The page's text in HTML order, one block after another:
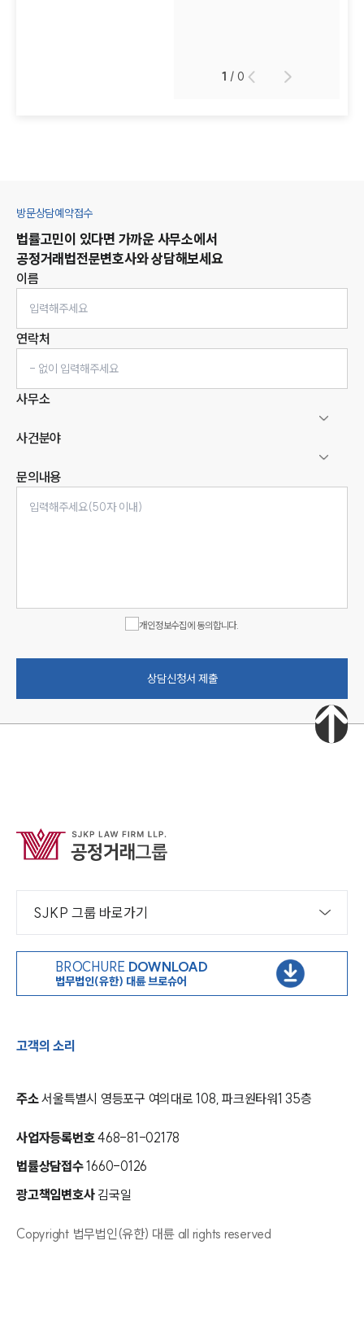
1 /0
방문상담예약접수
법률고민이 있다면 가까운 사무소에서
공정거래법전문변호사와 상담해보세요
이름
연락처
사무소
사건분야
문의내용
개인정보수집에 동의합니다.
상담신청서 제출
SJKP 그룹 바로가기
BROCHURE DOWNLOAD
법무법인(유한) 대륜 브로슈어
고객의 소리
주소서울특별시 영등포구 여의대로 108, 파크원타워1 35층
사업자등록번호468-81-02178
법률상담접수1660-0126
광고책임변호사 김국일
Copyright 법무법인(유한) 대륜 all rights reserved